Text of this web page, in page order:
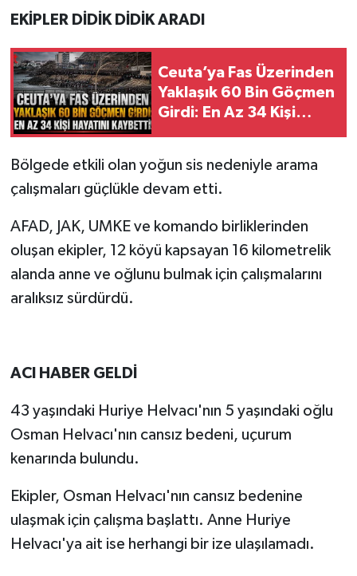
EKİPLER DİDİK DİDİK ARADI
Ceuta’ya Fas Üzerinden
Yaklaşık 60 Bin Göçmen
Girdi: En Az 34 Kişi
Bölgede etkili olan yoğun sis nedeniyle arama
çalışmaları güçlükle devam etti.
AFAD, JAK, UMKE ve komando birliklerinden
oluşan ekipler, 12 köyü kapsayan 16 kilometrelik
alanda anne ve oğlunu bulmak için çalışmalarını
aralıksız sürdürdü.
ACI HABER GELDİ
43 yaşındaki Huriye Helvacı'nın 5 yaşındaki oğlu
Osman Helvacı'nın cansız bedeni, uçurum
kenarında bulundu.
Ekipler, Osman Helvacı'nın cansız bedenine
ulaşmak için çalışma başlattı. Anne Huriye
Helvacı'ya ait ise herhangi bir ize ulaşılamadı.